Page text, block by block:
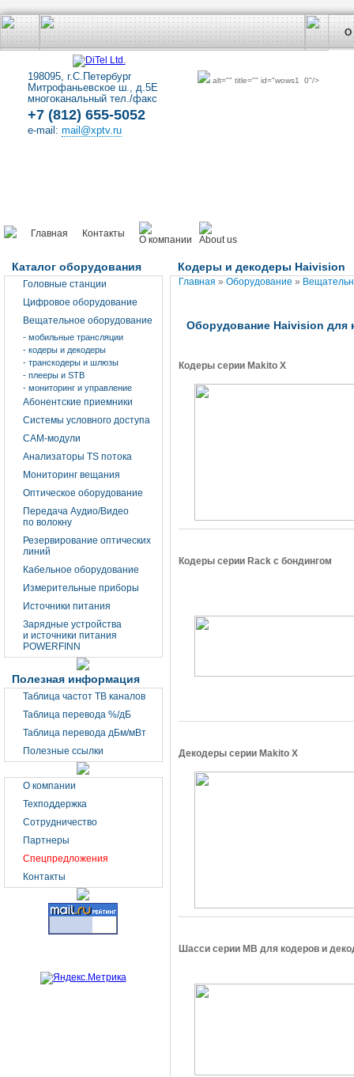
О
198095, г.С.Петербург
Митрофаньевское ш., д.5Е
многоканальный тел./факс
+7 (812) 655-5052
e-mail: mail@xptv.ru
alt="" title="" id="wows1_0"/>
Главная Контакты
Каталог оборудования
Головные станции
Цифровое оборудование
Вещательное оборудование
- мобильные трансляции
- кодеры и декодеры
- транскодеры и шлюзы
- плееры и STB
- мониторинг и управление
Абонентские приемники
Системы условного доступа
CAM-модули
Анализаторы TS потока
Мониторинг вещания
Оптическое оборудование
Передача Аудио/Видео
по волокну
Резервирование оптических
линий
Кабельное оборудование
Измерительные приборы
Источники питания
Зарядные устройства
и источники питания
POWERFINN
Полезная информация
Таблица частот ТВ каналов
Таблица перевода %/дБ
Таблица перевода дБм/мВт
Полезные ссылки
О компании
Техподдержка
Сотрудничество
Партнеры
Спецпредложения
Контакты
Кодеры и декодеры Haivision
Главная » Оборудование »
Оборудование Haivision для
Кодеры серии Makito X
Кодеры серии Rack с бондингом
Декодеры серии Makito X
Шасси серии MB для кодеров и